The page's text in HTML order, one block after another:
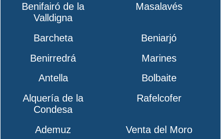
Benifairó de la
Valldigna
Masalavés
Barcheta
Beniarjó
Benirredrá
Marines
Antella
Bolbaite
Alquería de la
Condesa
Rafelcofer
Ademuz
Venta del Moro